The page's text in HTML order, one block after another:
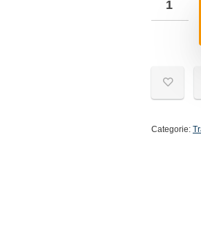
Categorie: